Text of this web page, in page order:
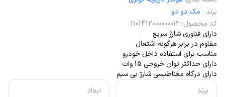
برند
ابعاد
برند : مک دو دو
کد محصول:
1101412000000012
دارای فناوری شارژ سریع
مقاوم در برابر هرگونه اشتعال
مناسب برای استفاده داخل خودرو
دارای حداکثر توان خروجی 15 وات
دارای درگاه مغناطیسی شارژ بی سیم